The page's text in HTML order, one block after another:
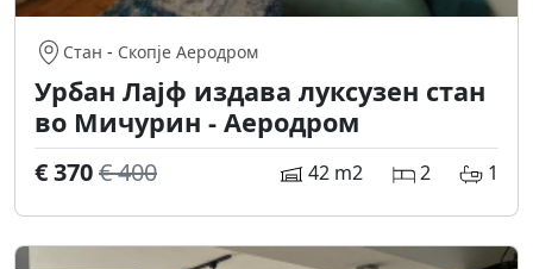
Стан - Скопје Аеродром
Урбан Лајф издава луксузен стан
во Мичурин - Аеродром
€ 370€ 400 42 m2 2 1